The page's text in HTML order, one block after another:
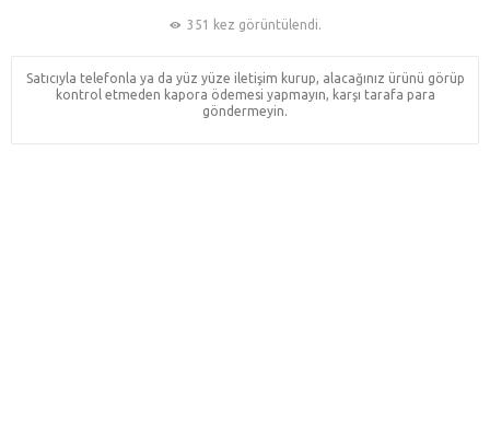
351 kez görüntülendi.
Satıcıyla telefonla ya da yüz yüze iletişim kurup, alacağınız ürünü görüp
kontrol etmeden kapora ödemesi yapmayın, karşı tarafa para
göndermeyin.